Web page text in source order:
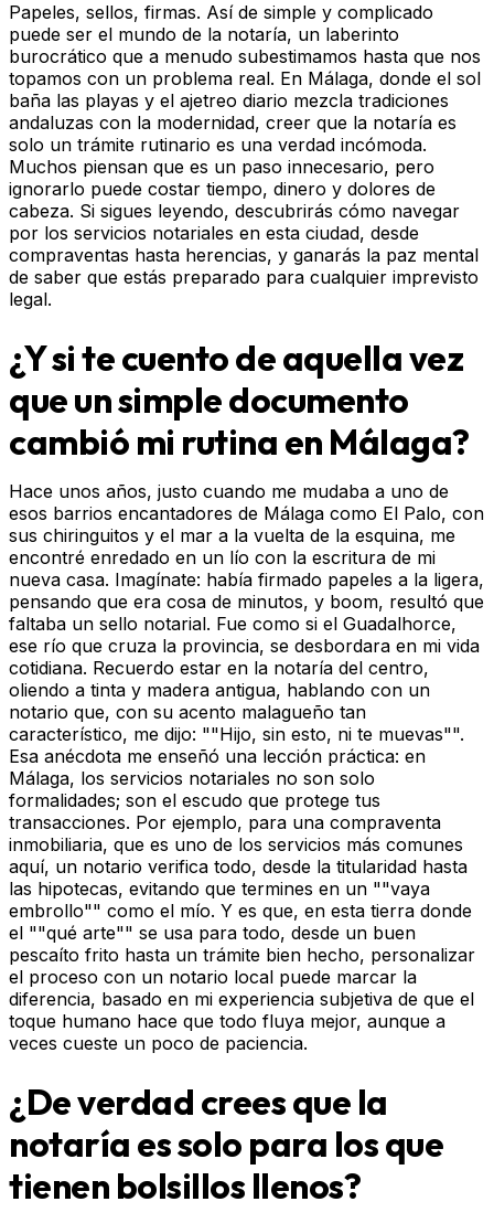
Papeles, sellos, firmas. Así de simple y complicado
puede ser el mundo de la notaría, un laberinto
burocrático que a menudo subestimamos hasta que nos
topamos con un problema real. En Málaga, donde el sol
baña las playas y el ajetreo diario mezcla tradiciones
andaluzas con la modernidad, creer que la notaría es
solo un trámite rutinario es una verdad incómoda.
Muchos piensan que es un paso innecesario, pero
ignorarlo puede costar tiempo, dinero y dolores de
cabeza. Si sigues leyendo, descubrirás cómo navegar
por los servicios notariales en esta ciudad, desde
compraventas hasta herencias, y ganarás la paz mental
de saber que estás preparado para cualquier imprevisto
legal.
¿Y si te cuento de aquella vez
que un simple documento
cambió mi rutina en Málaga?
Hace unos años, justo cuando me mudaba a uno de
esos barrios encantadores de Málaga como El Palo, con
sus chiringuitos y el mar a la vuelta de la esquina, me
encontré enredado en un lío con la escritura de mi
nueva casa. Imagínate: había firmado papeles a la ligera,
pensando que era cosa de minutos, y boom, resultó que
faltaba un sello notarial. Fue como si el Guadalhorce,
ese río que cruza la provincia, se desbordara en mi vida
cotidiana. Recuerdo estar en la notaría del centro,
oliendo a tinta y madera antigua, hablando con un
notario que, con su acento malagueño tan
característico, me dijo: ""Hijo, sin esto, ni te muevas"".
Esa anécdota me enseñó una lección práctica: en
Málaga, los servicios notariales no son solo
formalidades; son el escudo que protege tus
transacciones. Por ejemplo, para una compraventa
inmobiliaria, que es uno de los servicios más comunes
aquí, un notario verifica todo, desde la titularidad hasta
las hipotecas, evitando que termines en un ""vaya
embrollo"" como el mío. Y es que, en esta tierra donde
el ""qué arte"" se usa para todo, desde un buen
pescaíto frito hasta un trámite bien hecho, personalizar
el proceso con un notario local puede marcar la
diferencia, basado en mi experiencia subjetiva de que el
toque humano hace que todo fluya mejor, aunque a
veces cueste un poco de paciencia.
¿De verdad crees que la
notaría es solo para los que
tienen bolsillos llenos?